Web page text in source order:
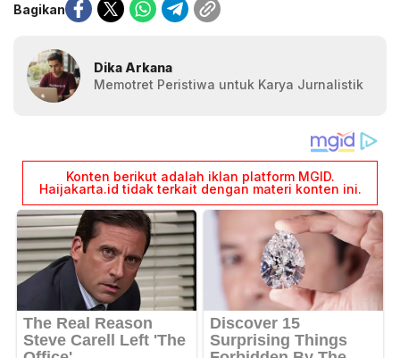
Bagikan
Dika Arkana
Memotret Peristiwa untuk Karya Jurnalistik